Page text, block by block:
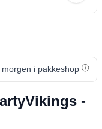
i pakkeshop
-